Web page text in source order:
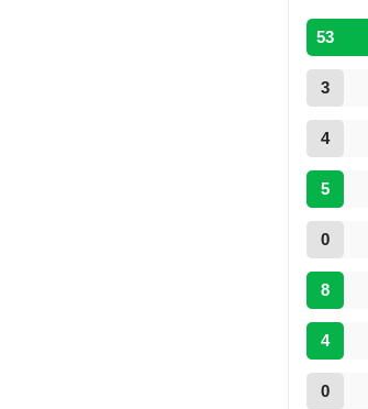
53
3
4
5
0
8
4
0